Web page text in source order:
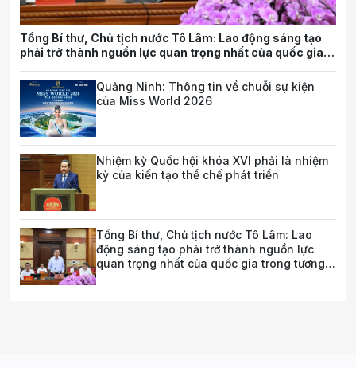
Tổng Bí thư, Chủ tịch nước Tô Lâm: Lao động sáng tạo
phải trở thành nguồn lực quan trọng nhất của quốc gia
Quảng Ninh: Thông tin về chuỗi sự kiện
của Miss World 2026
Nhiệm kỳ Quốc hội khóa XVI phải là nhiệm
kỳ của kiến tạo thể chế phát triển
Tổng Bí thư, Chủ tịch nước Tô Lâm: Lao
động sáng tạo phải trở thành nguồn lực
quan trọng nhất của quốc gia trong tương